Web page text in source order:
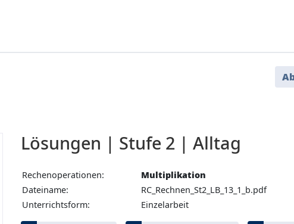
Lösungen | Stufe 2 | Alltag
Rechenoperationen:
Multiplikation
Dateiname:
RC_Rechnen_St2_LB_13_1_b.pdf
Unterrichtsform:
Einzelarbeit